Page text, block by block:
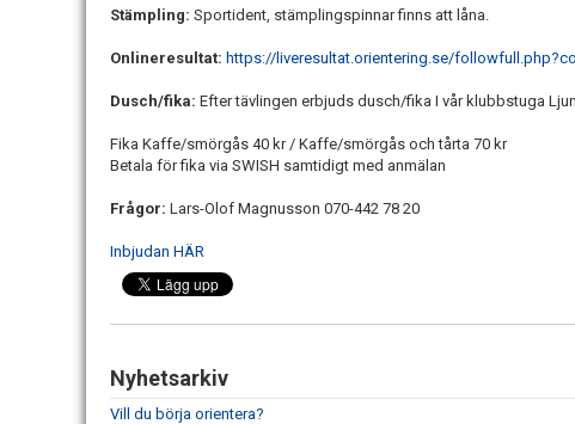
Stämpling: Sportident, stämplingspinnar finns att låna.
Onlineresultat: https://liveresultat.orientering.se/
Dusch/fika: Efter tävlingen erbjuds dusch/fika I vår klubbstuga
Fika Kaffe/smörgås 40 kr / Kaffe/smörgås och tårta 70 kr
Betala för fika via SWISH samtidigt med anmälan
Frågor: Lars-Olof Magnusson 070-442 78 20
Inbjudan HÄR
Nyhetsarkiv
Vill du börja orientera?